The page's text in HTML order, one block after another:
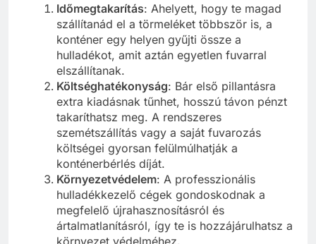
Időmegtakarítás: Ahelyett, hogy te magad
szállítanád el a törmeléket többször is, a
konténer egy helyen gyűjti össze a
hulladékot, amit aztán egyetlen fuvarral
elszállítanak.
Költséghatékonyság: Bár első pillantásra
extra kiadásnak tűnhet, hosszú távon pénzt
takaríthatsz meg. A rendszeres
szemétszállítás vagy a saját fuvarozás
költségei gyorsan felülmúlhatják a
konténerbérlés díját.
Környezetvédelem: A professzionális
hulladékkezelő cégek gondoskodnak a
megfelelő újrahasznosításról és
ártalmatlanításról, így te is hozzájárulhatsz a
környezet védelméhez.